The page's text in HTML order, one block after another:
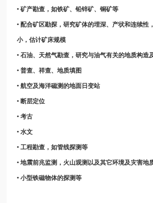
• 矿产勘查，如铁矿、铅锌矿、铜矿等
• 配合矿区勘探，研究矿体的埋深、产状和连续性
小，估计矿床规模
• 石油、天然气勘查，研究与油气有关的地质构造
• 普查、祥查、地质填图
• 航空及海洋磁测的地面日变站
• 断层定位
• 考古
• 水文
• 工程勘查，如管线探测等
• 地震前兆监测，火山观测以及其它环境及灾害地
• 小型铁磁物体的探测等